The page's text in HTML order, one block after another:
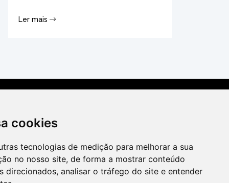
cookies
tecnologias de medição para melhorar a sua
no nosso site, de forma a mostrar conteúdo
direcionados, analisar o tráfego do site e entender
Ler mais
Seja representante